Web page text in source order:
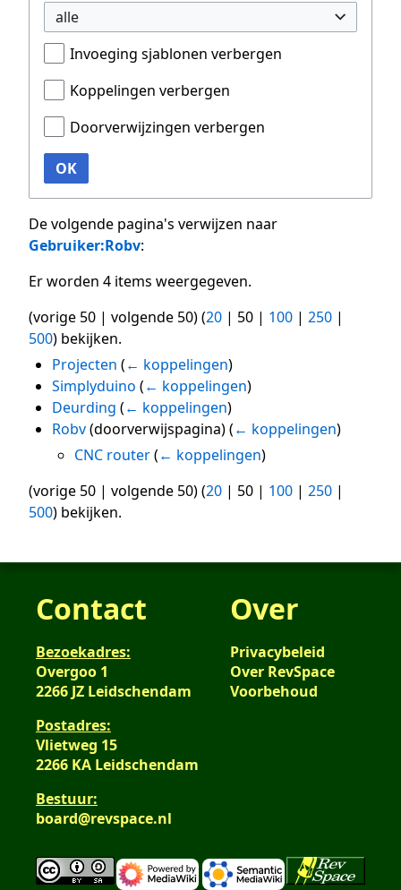
alle
Invoeging sjablonen verbergen
Koppelingen verbergen
Doorverwijzingen verbergen
OK
De volgende pagina's verwijzen naar
Gebruiker:Robv:
Er worden 4 items weergegeven.
(vorige 50 | volgende 50) (20 | 50 | 100 | 250 |
500) bekijken.
Projecten (← koppelingen)
Simplyduino (← koppelingen)
Deurding (← koppelingen)
Robv(doorverwijspagina)(← koppelingen)
CNC router(← koppelingen)
(vorige 50 | volgende 50) (20 | 50 | 100 | 250 |
500) bekijken.
Contact
Bezoekadres:
Overgoo 1
2266 JZ Leidschendam
Postadres:
Vlietweg 15
2266 KA Leidschendam
Bestuur:
board@revspace.nl
Over
Privacybeleid
Over RevSpace
Voorbehoud